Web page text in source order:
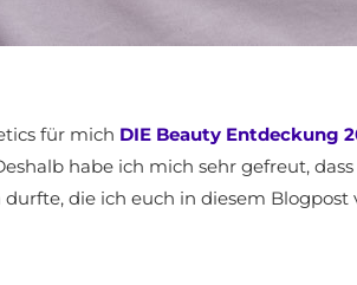
für mich DIE Beauty Entdeckung
habe ich mich sehr gefreut,
die ich euch in diesem Blogpost